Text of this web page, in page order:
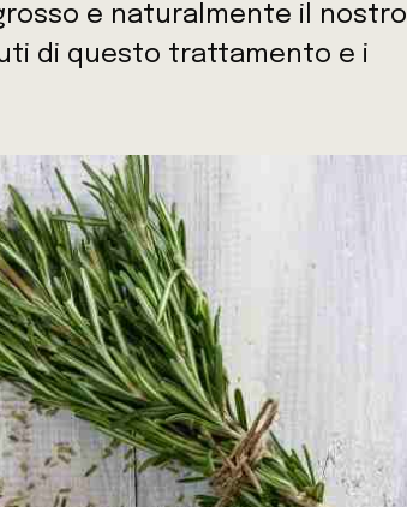
e naturalmente il nostro
di questo trattamento e i